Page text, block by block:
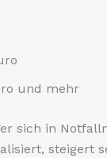
und mehr
sich in
steigert